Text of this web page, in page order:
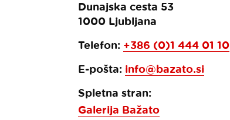
Dunajska cesta 53
1000 Ljubljana
Telefon: +386 (0)1 444 01 10
E-pošta: info@bazato.si
Spletna stran:
Galerija Bažato